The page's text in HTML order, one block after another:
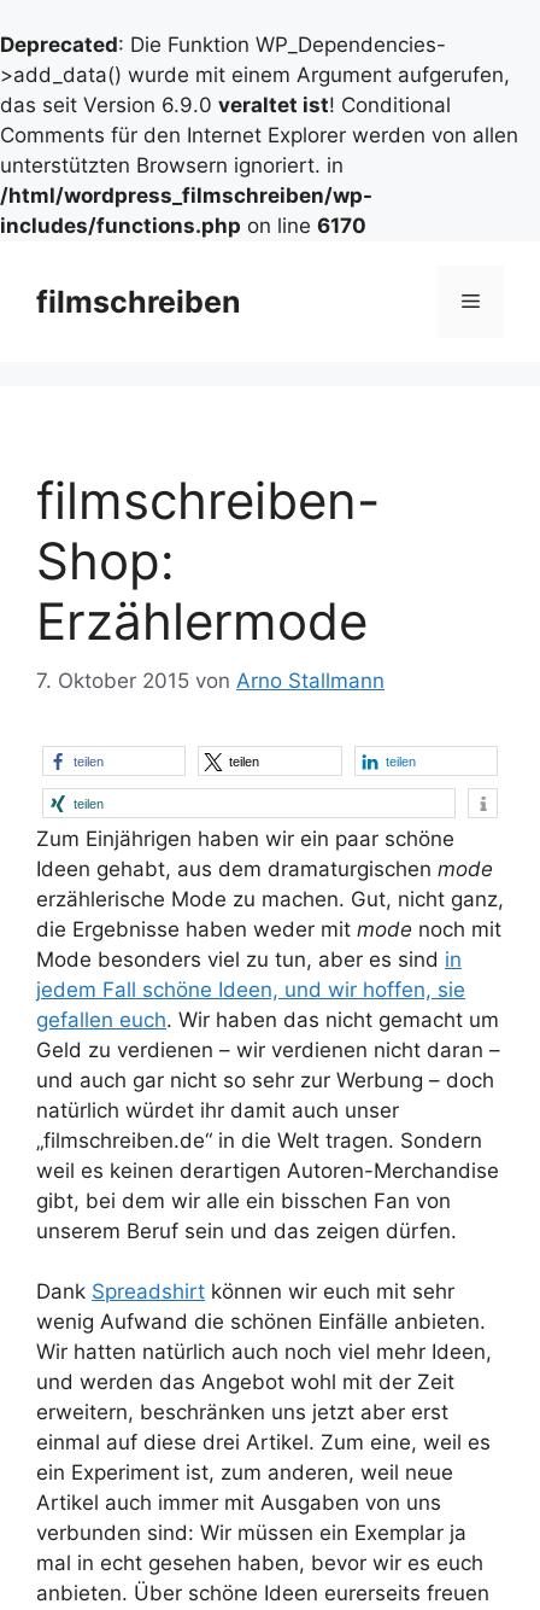
Deprecated: Die Funktion WP_Dependencies-
>add_data() wurde mit einem Argument aufgerufen,
das seit Version 6.9.0 veraltet ist! Conditional
Comments für den Internet Explorer werden von allen
unterstützten Browsern ignoriert. in
/html/wordpress_filmschreiben/wp-
includes/functions.php on line 6170
Inhalt
springen
filmschreiben Menü
filmschreiben-
Shop:
Erzählermode
7. Oktober 2015 von Arno Stallmann
teilen teilen teilen
teilen
Zum Einjährigen haben wir ein paar schöne
Ideen gehabt, aus dem dramaturgischen mode
erzählerische Mode zu machen. Gut, nicht ganz,
die Ergebnisse haben weder mit mode noch mit
Mode besonders viel zu tun, aber es sind in
jedem Fall schöne Ideen, und wir hoffen, sie
gefallen euch. Wir haben das nicht gemacht um
Geld zu verdienen – wir verdienen nicht daran –
und auch gar nicht so sehr zur Werbung – doch
natürlich würdet ihr damit auch unser
„filmschreiben.de“ in die Welt tragen. Sondern
weil es keinen derartigen Autoren-Merchandise
gibt, bei dem wir alle ein bisschen Fan von
unserem Beruf sein und das zeigen dürfen.
Dank Spreadshirt können wir euch mit sehr
wenig Aufwand die schönen Einfälle anbieten.
Wir hatten natürlich auch noch viel mehr Ideen,
und werden das Angebot wohl mit der Zeit
erweitern, beschränken uns jetzt aber erst
einmal auf diese drei Artikel. Zum eine, weil es
ein Experiment ist, zum anderen, weil neue
Artikel auch immer mit Ausgaben von uns
verbunden sind: Wir müssen ein Exemplar ja
mal in echt gesehen haben, bevor wir es euch
anbieten. Über schöne Ideen eurerseits freuen